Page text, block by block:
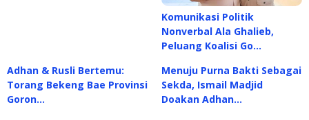
Komunikasi Politik
Nonverbal Ala Ghalieb,
Peluang Koalisi Go…
Adhan & Rusli Bertemu:
Torang Bekeng Bae Provinsi
Goron…
Menuju Purna Bakti Sebagai
Sekda, Ismail Madjid
Doakan Adhan…